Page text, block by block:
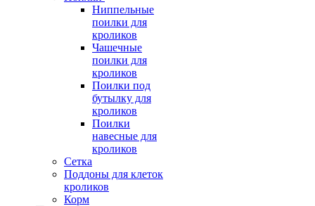
Ниппельные
поилки для
кроликов
Чашечные
поилки для
кроликов
Поилки под
бутылку для
кроликов
Поилки
навесные для
кроликов
Сетка
Поддоны для клеток
кроликов
Корм